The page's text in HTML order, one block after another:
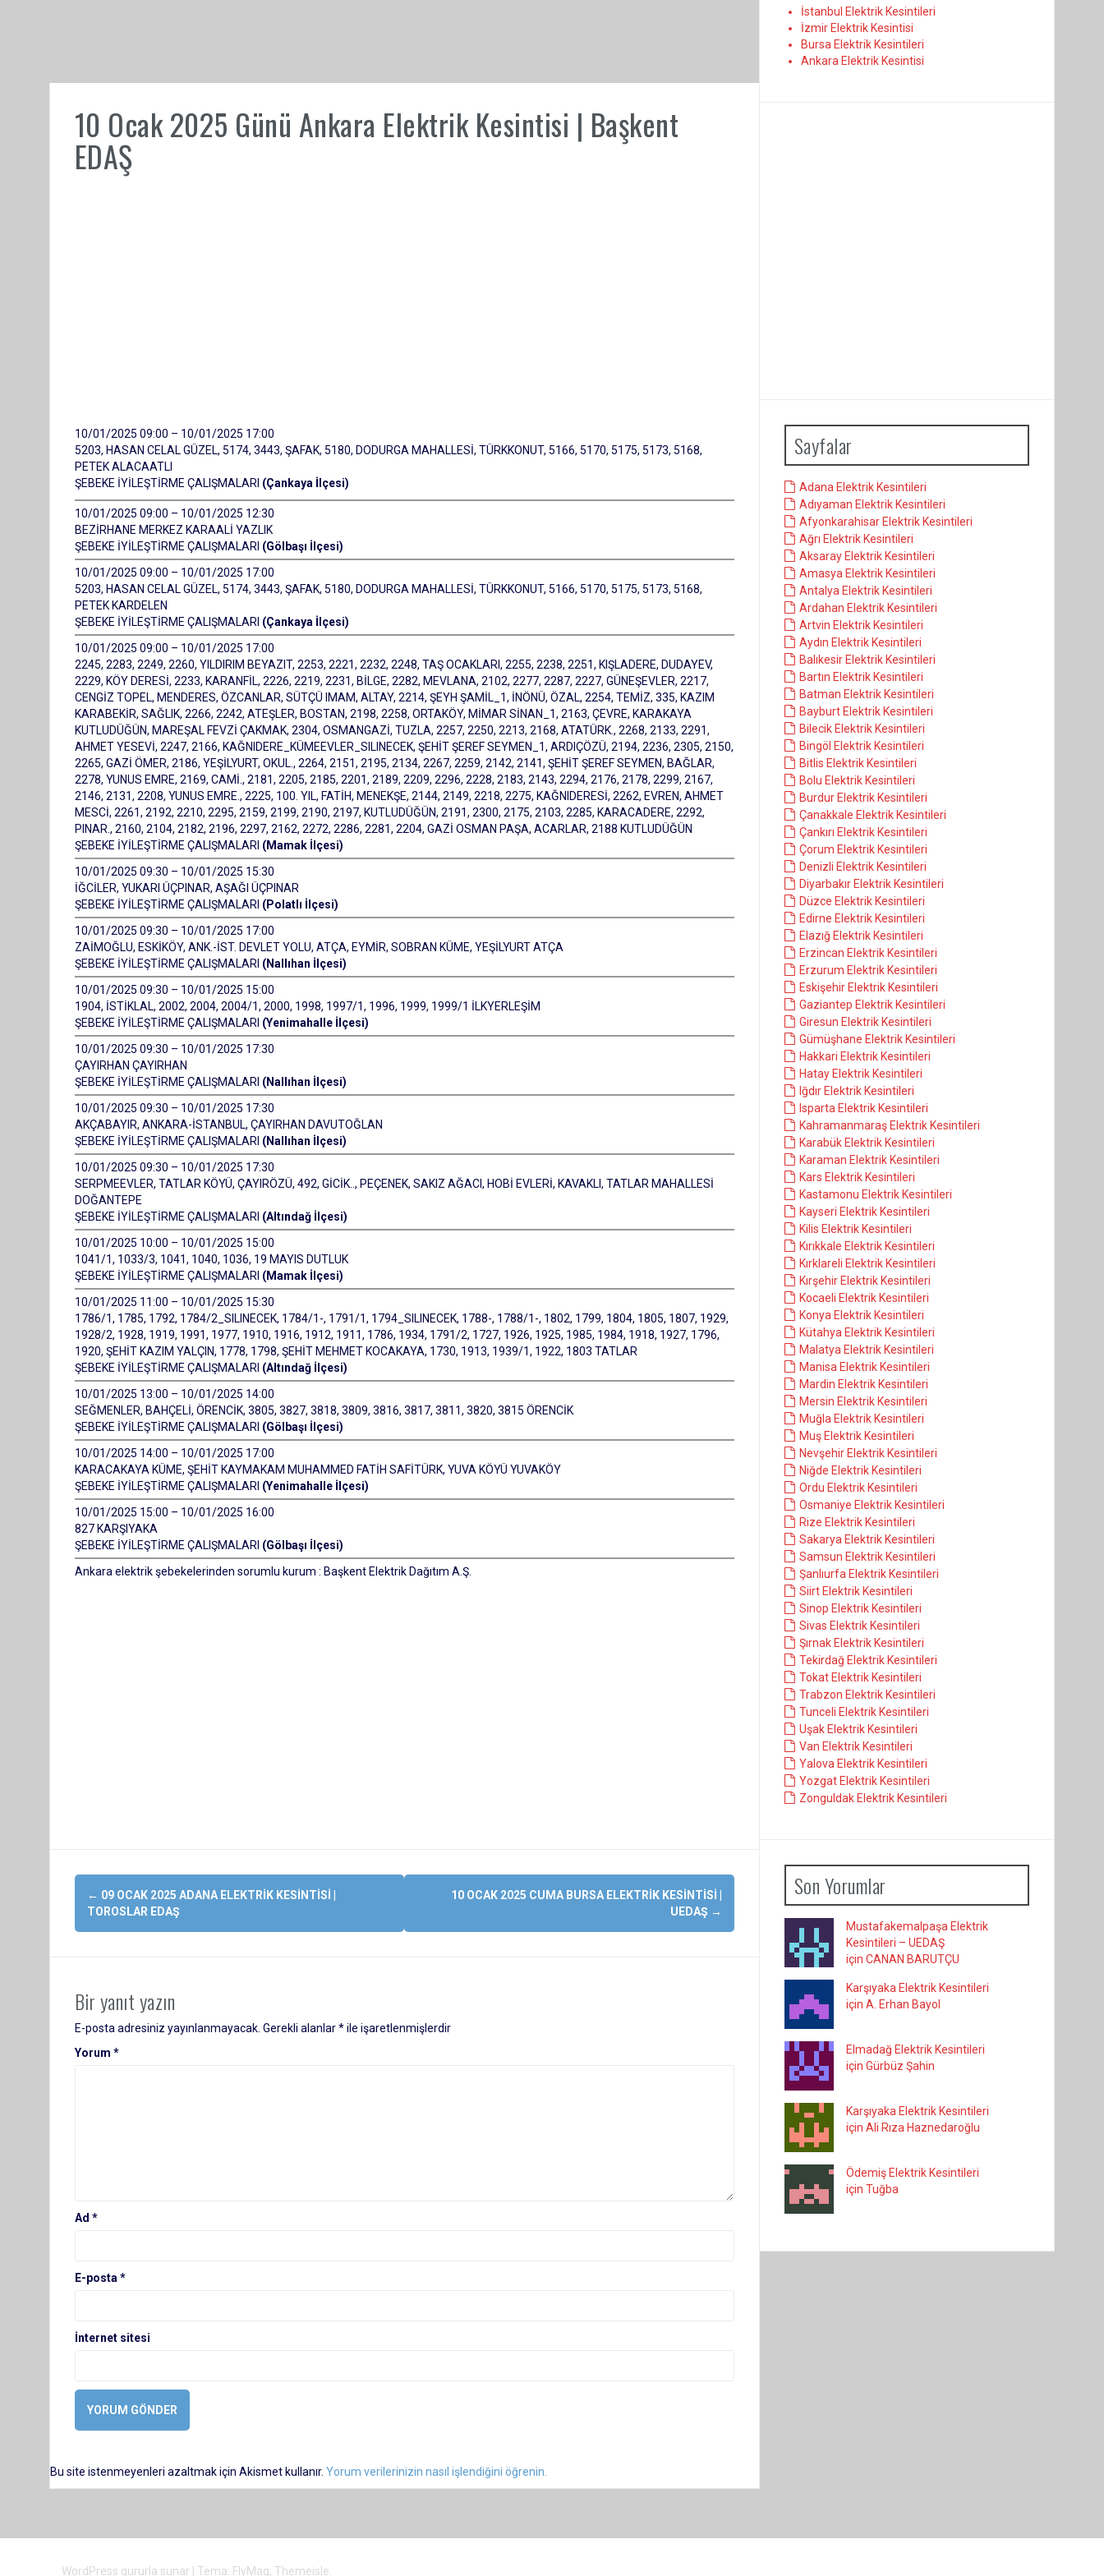
10 Ocak 2025 Günü Ankara Elektrik Kesintisi | Başkent
EDAŞ
10/01/2025 09:00 – 10/01/2025 17:00
5203, HASAN CELAL GÜZEL, 5174, 3443, ŞAFAK, 5180, DODURGA MAHALLESİ, TÜRKKONUT, 5166, 5170, 5175, 5173, 5168,
PETEK ALACAATLI
ŞEBEKE İYİLEŞTİRME ÇALIŞMALARI (Çankaya İlçesi)
10/01/2025 09:00 – 10/01/2025 12:30
BEZİRHANE MERKEZ KARAALİ YAZLIK
ŞEBEKE İYİLEŞTİRME ÇALIŞMALARI (Gölbaşı İlçesi)
10/01/2025 09:00 – 10/01/2025 17:00
5203, HASAN CELAL GÜZEL, 5174, 3443, ŞAFAK, 5180, DODURGA MAHALLESİ, TÜRKKONUT, 5166, 5170, 5175, 5173, 5168,
PETEK KARDELEN
ŞEBEKE İYİLEŞTİRME ÇALIŞMALARI (Çankaya İlçesi)
10/01/2025 09:00 – 10/01/2025 17:00
2245, 2283, 2249, 2260, YILDIRIM BEYAZIT, 2253, 2221, 2232, 2248, TAŞ OCAKLARI, 2255, 2238, 2251, KIŞLADERE, DUDAYEV,
2229, KÖY DERESİ, 2233, KARANFİL, 2226, 2219, 2231, BİLGE, 2282, MEVLANA, 2102, 2277, 2287, 2227, GÜNEŞEVLER, 2217,
CENGİZ TOPEL, MENDERES, ÖZCANLAR, SÜTÇÜ IMAM, ALTAY, 2214, ŞEYH ŞAMİL_1, İNÖNÜ, ÖZAL, 2254, TEMİZ, 335, KAZIM
KARABEKİR, SAĞLIK, 2266, 2242, ATEŞLER, BOSTAN, 2198, 2258, ORTAKÖY, MİMAR SİNAN_1, 2163, ÇEVRE, KARAKAYA
KUTLUDÜĞÜN, MAREŞAL FEVZİ ÇAKMAK, 2304, OSMANGAZİ, TUZLA, 2257, 2250, 2213, 2168, ATATÜRK., 2268, 2133, 2291,
AHMET YESEVİ, 2247, 2166, KAĞNIDERE_KÜMEEVLER_SILINECEK, ŞEHİT ŞEREF SEYMEN_1, ARDIÇÖZÜ, 2194, 2236, 2305, 2150,
2265, GAZİ ÖMER, 2186, YEŞİLYURT, OKUL., 2264, 2151, 2195, 2134, 2267, 2259, 2142, 2141, ŞEHİT ŞEREF SEYMEN, BAĞLAR,
2278, YUNUS EMRE, 2169, CAMİ., 2181, 2205, 2185, 2201, 2189, 2209, 2296, 2228, 2183, 2143, 2294, 2176, 2178, 2299, 2167,
2146, 2131, 2208, YUNUS EMRE., 2225, 100. YIL, FATİH, MENEKŞE, 2144, 2149, 2218, 2275, KAĞNIDERESİ, 2262, EVREN, AHMET
MESCİ, 2261, 2192, 2210, 2295, 2159, 2199, 2190, 2197, KUTLUDÜĞÜN, 2191, 2300, 2175, 2103, 2285, KARACADERE, 2292,
PINAR., 2160, 2104, 2182, 2196, 2297, 2162, 2272, 2286, 2281, 2204, GAZİ OSMAN PAŞA, ACARLAR, 2188 KUTLUDÜĞÜN
ŞEBEKE İYİLEŞTİRME ÇALIŞMALARI (Mamak İlçesi)
10/01/2025 09:30 – 10/01/2025 15:30
İĞCİLER, YUKARI ÜÇPINAR, AŞAĞI ÜÇPINAR
ŞEBEKE İYİLEŞTİRME ÇALIŞMALARI (Polatlı İlçesi)
10/01/2025 09:30 – 10/01/2025 17:00
ZAİMOĞLU, ESKİKÖY, ANK.-İST. DEVLET YOLU, ATÇA, EYMİR, SOBRAN KÜME, YEŞİLYURT ATÇA
ŞEBEKE İYİLEŞTİRME ÇALIŞMALARI (Nallıhan İlçesi)
10/01/2025 09:30 – 10/01/2025 15:00
1904, İSTİKLAL, 2002, 2004, 2004/1, 2000, 1998, 1997/1, 1996, 1999, 1999/1 İLKYERLEŞİM
ŞEBEKE İYİLEŞTİRME ÇALIŞMALARI (Yenimahalle İlçesi)
10/01/2025 09:30 – 10/01/2025 17:30
ÇAYIRHAN ÇAYIRHAN
ŞEBEKE İYİLEŞTİRME ÇALIŞMALARI (Nallıhan İlçesi)
10/01/2025 09:30 – 10/01/2025 17:30
AKÇABAYIR, ANKARA-İSTANBUL, ÇAYIRHAN DAVUTOĞLAN
ŞEBEKE İYİLEŞTİRME ÇALIŞMALARI (Nallıhan İlçesi)
10/01/2025 09:30 – 10/01/2025 17:30
SERPMEEVLER, TATLAR KÖYÜ, ÇAYIRÖZÜ, 492, GİCİK.., PEÇENEK, SAKIZ AĞACI, HOBİ EVLERİ, KAVAKLI, TATLAR MAHALLESİ
DOĞANTEPE
ŞEBEKE İYİLEŞTİRME ÇALIŞMALARI (Altındağ İlçesi)
10/01/2025 10:00 – 10/01/2025 15:00
1041/1, 1033/3, 1041, 1040, 1036, 19 MAYIS DUTLUK
ŞEBEKE İYİLEŞTİRME ÇALIŞMALARI (Mamak İlçesi)
10/01/2025 11:00 – 10/01/2025 15:30
1786/1, 1785, 1792, 1784/2_SILINECEK, 1784/1-, 1791/1, 1794_SILINECEK, 1788-, 1788/1-, 1802, 1799, 1804, 1805, 1807, 1929,
1928/2, 1928, 1919, 1991, 1977, 1910, 1916, 1912, 1911, 1786, 1934, 1791/2, 1727, 1926, 1925, 1985, 1984, 1918, 1927, 1796,
1920, ŞEHİT KAZIM YALÇIN, 1778, 1798, ŞEHİT MEHMET KOCAKAYA, 1730, 1913, 1939/1, 1922, 1803 TATLAR
ŞEBEKE İYİLEŞTİRME ÇALIŞMALARI (Altındağ İlçesi)
10/01/2025 13:00 – 10/01/2025 14:00
SEĞMENLER, BAHÇELİ, ÖRENCİK, 3805, 3827, 3818, 3809, 3816, 3817, 3811, 3820, 3815 ÖRENCİK
ŞEBEKE İYİLEŞTİRME ÇALIŞMALARI (Gölbaşı İlçesi)
10/01/2025 14:00 – 10/01/2025 17:00
KARACAKAYA KÜME, ŞEHİT KAYMAKAM MUHAMMED FATİH SAFİTÜRK, YUVA KÖYÜ YUVAKÖY
ŞEBEKE İYİLEŞTİRME ÇALIŞMALARI (Yenimahalle İlçesi)
10/01/2025 15:00 – 10/01/2025 16:00
827 KARŞIYAKA
ŞEBEKE İYİLEŞTİRME ÇALIŞMALARI (Gölbaşı İlçesi)
Ankara elektrik şebekelerinden sorumlu kurum : Başkent Elektrik Dağıtım A.Ş.
Yazı
dolaşımı
← 09 OCAK 2025 ADANA ELEKTRIK KESINTISI |
TOROSLAR EDAŞ
10 OCAK 2025 CUMA BURSA ELEKTRIK KESINTISI |
UEDAŞ →
Bir yanıt yazın
E-posta adresiniz yayınlanmayacak. Gerekli alanlar*ile işaretlenmişlerdir
Yorum *
Ad *
E-posta *
İnternet sitesi
Bu site istenmeyenleri azaltmak için Akismet kullanır. Yorum verilerinizin nasıl işlendiğini öğrenin.
İstanbul Elektrik Kesintileri
İzmir Elektrik Kesintisi
Bursa Elektrik Kesintileri
Ankara Elektrik Kesintisi
Sayfalar
Adana Elektrik Kesintileri
Adıyaman Elektrik Kesintileri
Afyonkarahisar Elektrik Kesintileri
Ağrı Elektrik Kesintileri
Aksaray Elektrik Kesintileri
Amasya Elektrik Kesintileri
Antalya Elektrik Kesintileri
Ardahan Elektrik Kesintileri
Artvin Elektrik Kesintileri
Aydın Elektrik Kesintileri
Balıkesir Elektrik Kesintileri
Bartın Elektrik Kesintileri
Batman Elektrik Kesintileri
Bayburt Elektrik Kesintileri
Bilecik Elektrik Kesintileri
Bingöl Elektrik Kesintileri
Bitlis Elektrik Kesintileri
Bolu Elektrik Kesintileri
Burdur Elektrik Kesintileri
Çanakkale Elektrik Kesintileri
Çankırı Elektrik Kesintileri
Çorum Elektrik Kesintileri
Denizli Elektrik Kesintileri
Diyarbakır Elektrik Kesintileri
Düzce Elektrik Kesintileri
Edirne Elektrik Kesintileri
Elazığ Elektrik Kesintileri
Erzincan Elektrik Kesintileri
Erzurum Elektrik Kesintileri
Eskişehir Elektrik Kesintileri
Gaziantep Elektrik Kesintileri
Giresun Elektrik Kesintileri
Gümüşhane Elektrik Kesintileri
Hakkari Elektrik Kesintileri
Hatay Elektrik Kesintileri
Iğdır Elektrik Kesintileri
Isparta Elektrik Kesintileri
Kahramanmaraş Elektrik Kesintileri
Karabük Elektrik Kesintileri
Karaman Elektrik Kesintileri
Kars Elektrik Kesintileri
Kastamonu Elektrik Kesintileri
Kayseri Elektrik Kesintileri
Kilis Elektrik Kesintileri
Kırıkkale Elektrik Kesintileri
Kırklareli Elektrik Kesintileri
Kırşehir Elektrik Kesintileri
Kocaeli Elektrik Kesintileri
Konya Elektrik Kesintileri
Kütahya Elektrik Kesintileri
Malatya Elektrik Kesintileri
Manisa Elektrik Kesintileri
Mardin Elektrik Kesintileri
Mersin Elektrik Kesintileri
Muğla Elektrik Kesintileri
Muş Elektrik Kesintileri
Nevşehir Elektrik Kesintileri
Niğde Elektrik Kesintileri
Ordu Elektrik Kesintileri
Osmaniye Elektrik Kesintileri
Rize Elektrik Kesintileri
Sakarya Elektrik Kesintileri
Samsun Elektrik Kesintileri
Şanlıurfa Elektrik Kesintileri
Siirt Elektrik Kesintileri
Sinop Elektrik Kesintileri
Sivas Elektrik Kesintileri
Şırnak Elektrik Kesintileri
Tekirdağ Elektrik Kesintileri
Tokat Elektrik Kesintileri
Trabzon Elektrik Kesintileri
Tunceli Elektrik Kesintileri
Uşak Elektrik Kesintileri
Van Elektrik Kesintileri
Yalova Elektrik Kesintileri
Yozgat Elektrik Kesintileri
Zonguldak Elektrik Kesintileri
Son Yorumlar
Mustafakemalpaşa Elektrik
Kesintileri – UEDAŞ
için CANAN BARUTÇU
Karşıyaka Elektrik Kesintileri
için A. Erhan Bayol
Elmadağ Elektrik Kesintileri
için Gürbüz Şahin
Karşıyaka Elektrik Kesintileri
için Ali Rıza Haznedaroğlu
Ödemiş Elektrik Kesintileri
için Tuğba
WordPress gururla sunar Tema: FlyMag, Themeisle.